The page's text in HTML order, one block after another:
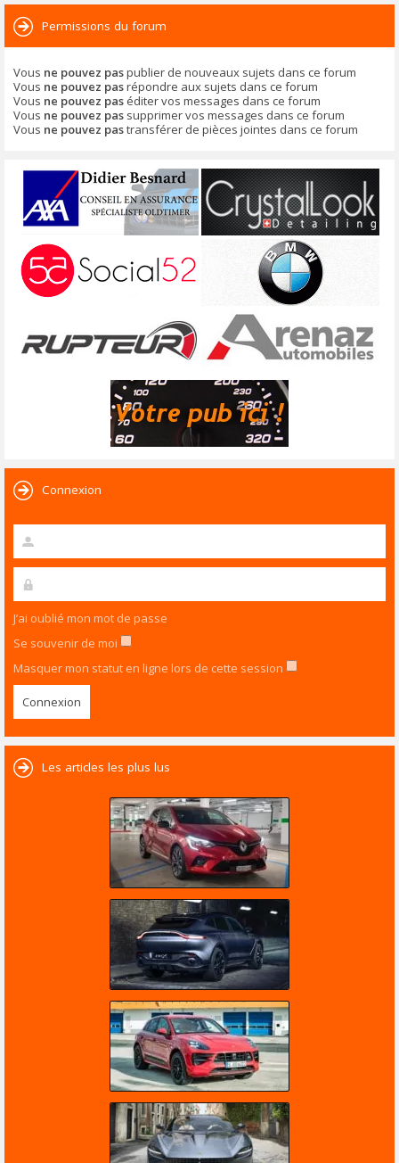
Permissions du forum
Vous ne pouvez paspublier de nouveaux sujets dans ce forum
Vous ne pouvez pasrépondre aux sujets dans ce forum
Vous ne pouvez pas éditer vos messages dans ce forum
Vous ne pouvez pas supprimer vos messages dans ce forum
Vous ne pouvez pastransférer de pièces jointes dans ce forum
Connexion
J’ai oublié mon mot de passe
Se souvenir de moi
Masquer mon statut en ligne lors de cette session
Les articles les plus lus